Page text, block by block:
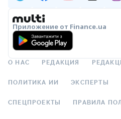
Приложение от Finance.ua
О НАС РЕДАКЦИЯ
ПОЛИТИКА ИИ ЭКСПЕРТЫ
СПЕЦПРОЕКТЫ ПРАВИЛА